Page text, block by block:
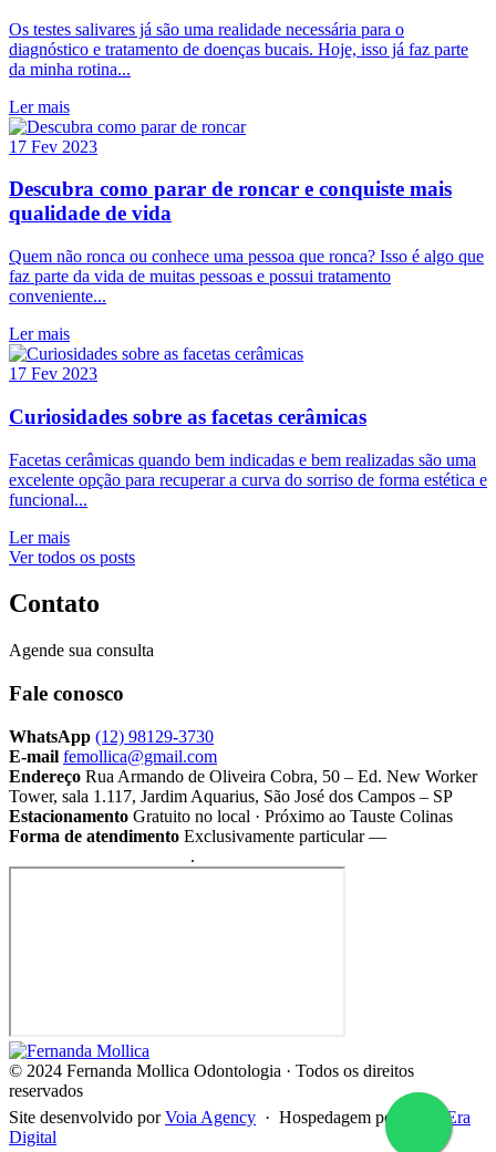
Os testes salivares já são uma realidade necessária para o
diagnóstico e tratamento de doenças bucais. Hoje, isso já faz parte
da minha rotina...
Ler mais
17 Fev 2023
Descubra como parar de roncar e conquiste mais
qualidade de vida
Quem não ronca ou conhece uma pessoa que ronca? Isso é algo que
faz parte da vida de muitas pessoas e possui tratamento
conveniente...
Ler mais
17 Fev 2023
Curiosidades sobre as facetas cerâmicas
Facetas cerâmicas quando bem indicadas e bem realizadas são uma
excelente opção para recuperar a curva do sorriso de forma estética e
funcional...
Ler mais
Ver todos os posts
Contato
Agende sua consulta
Fale conosco
WhatsApp (12) 98129-3730
E-mail femollica@gmail.com
Endereço Rua Armando de Oliveira Cobra, 50 – Ed. New Worker
Tower, sala 1.117, Jardim Aquarius, São José dos Campos – SP
Estacionamento Gratuito no local · Próximo ao Tauste Colinas
Forma de atendimento Exclusivamente particular —
.
© 2024 Fernanda Mollica Odontologia · Todos os direitos
reservados
Site desenvolvido porVoia Agency · Hospedagem por
Nova Era
Digital